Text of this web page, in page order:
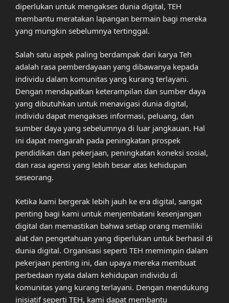
diperlukan untuk mengakses dunia digital, TEH
membantu meratakan lapangan bermain bagi mereka
yang mungkin sebelumnya tertinggal.
Salah satu aspek paling berdampak dari karya Teh
adalah rasa pemberdayaan yang dibawanya kepada
individu dalam komunitas yang kurang terlayani.
Dengan mendapatkan keterampilan dan sumber daya
yang dibutuhkan untuk menavigasi dunia digital,
individu dapat mengakses informasi, peluang, dan
sumber daya yang sebelumnya di luar jangkauan. Hal
ini dapat mengarah pada peningkatan prospek
pendidikan dan pekerjaan, peningkatan koneksi sosial,
dan rasa agensi yang lebih besar atas kehidupan
seseorang.
Ketika kami bergerak lebih jauh ke era digital, sangat
penting bagi kami untuk menjembatani kesenjangan
digital dan memastikan bahwa setiap orang memiliki
alat dan pengetahuan yang diperlukan untuk berhasil di
dunia digital. Organisasi seperti TEH memimpin dalam
pekerjaan penting ini, dan upaya mereka membuat
perbedaan nyata dalam kehidupan individu di
komunitas yang kurang terlayani. Dengan mendukung
inisiatif seperti TEH, kami dapat membantu